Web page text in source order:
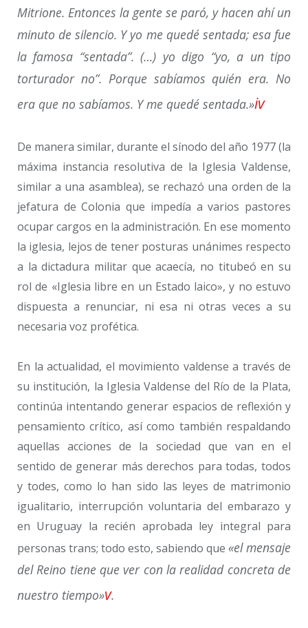
Mitrione. Entonces la gente se paró, y hacen ahí un
minuto de silencio. Y yo me quedé sentada; esa fue
la famosa “sentada”. (…) yo digo “yo, a un tipo
torturador no”. Porque sabíamos quién era. No
era que no sabíamos. Y me quedé sentada.»iv
De manera similar, durante el sínodo del año 1977 (la
máxima instancia resolutiva de la Iglesia Valdense,
similar a una asamblea), se rechazó una orden de la
jefatura de Colonia que impedía a varios pastores
ocupar cargos en la administración. En ese momento
la iglesia, lejos de tener posturas unánimes respecto
a la dictadura militar que acaecía, no titubeó en su
rol de «Iglesia libre en un Estado laico», y no estuvo
dispuesta a renunciar, ni esa ni otras veces a su
necesaria voz profética.
En la actualidad, el movimiento valdense a través de
su institución, la Iglesia Valdense del Río de la Plata,
continúa intentando generar espacios de reflexión y
pensamiento crítico, así como también respaldando
aquellas acciones de la sociedad que van en el
sentido de generar más derechos para todas, todos
y todes, como lo han sido las leyes de matrimonio
igualitario, interrupción voluntaria del embarazo y
en Uruguay la recién aprobada ley integral para
personas trans; todo esto, sabiendo que «el mensaje
del Reino tiene que ver con la realidad concreta de
nuestro tiempo»v.